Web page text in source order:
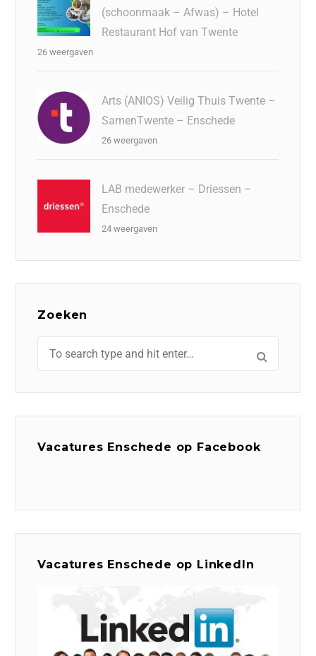
(schoonmaak – Afwas) – Hotel
Restaurant Hof van Twente
26 weergaven
Arts (ANIOS) Veilig Thuis Twente –
SamenTwente – Enschede
26 weergaven
LAB medewerker – Driessen –
Enschede
24 weergaven
Zoeken
Vacatures Enschede op Facebook
Vacatures Enschede op LinkedIn